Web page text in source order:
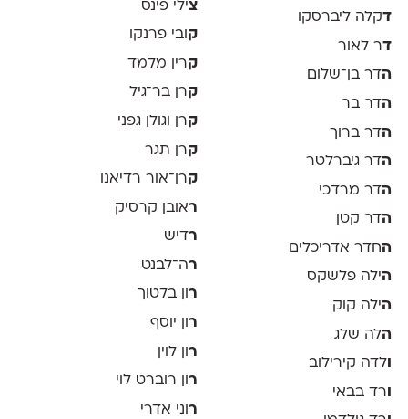
דקלה ליברסקו
דר לאור
הדר בן־שלום
הדר בר
הדר ברוך
הדר גיברלטר
הדר מרדכי
הדר קטן
החדר אדריכלים
הילה פלשקס
הילה קוק
הִלה שלג
ולדה קירילוב
רד בבאי
צילי פינס
ק ובי פרנקו
קרין מלמד
קרן בר־גיל
קרן וגולן גפני
קרן תגר
קרן־אור רדיאנו
ראובן קרסיק
רדיש
רה־לבנט
רון בלטוך
ר ון יוסף
ר ון לוין
רון רוברט לוי
ר וני אדרי